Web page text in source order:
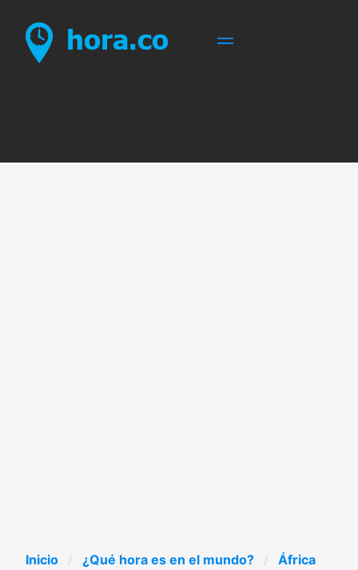
Inicio ¿Qué hora es en el mundo?
África